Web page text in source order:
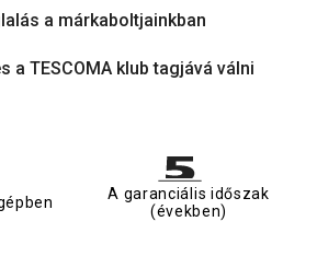
a márkaboltjainkban
a TESCOMA klub tagjává válni
A garanciális időszak
(években)